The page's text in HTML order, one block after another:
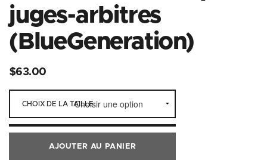
juges-arbitres
(BlueGeneration)
$63.00
CHOIX DE LA TAILLE
AJOUTER AU PANIER